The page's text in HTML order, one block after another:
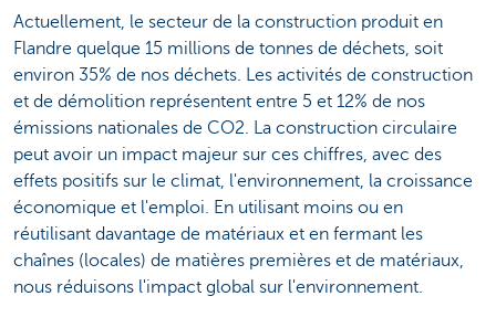
Actuellement, le secteur de la construction produit en
Flandre quelque 15 millions de tonnes de déchets, soit
environ 35% de nos déchets. Les activités de construction
et de démolition représentent entre 5 et 12% de nos
émissions nationales de CO2. La construction circulaire
peut avoir un impact majeur sur ces chiffres, avec des
effets positifs sur le climat, l'environnement, la croissance
économique et l'emploi. En utilisant moins ou en
réutilisant davantage de matériaux et en fermant les
chaînes (locales) de matières premières et de matériaux,
nous réduisons l'impact global sur l'environnement.